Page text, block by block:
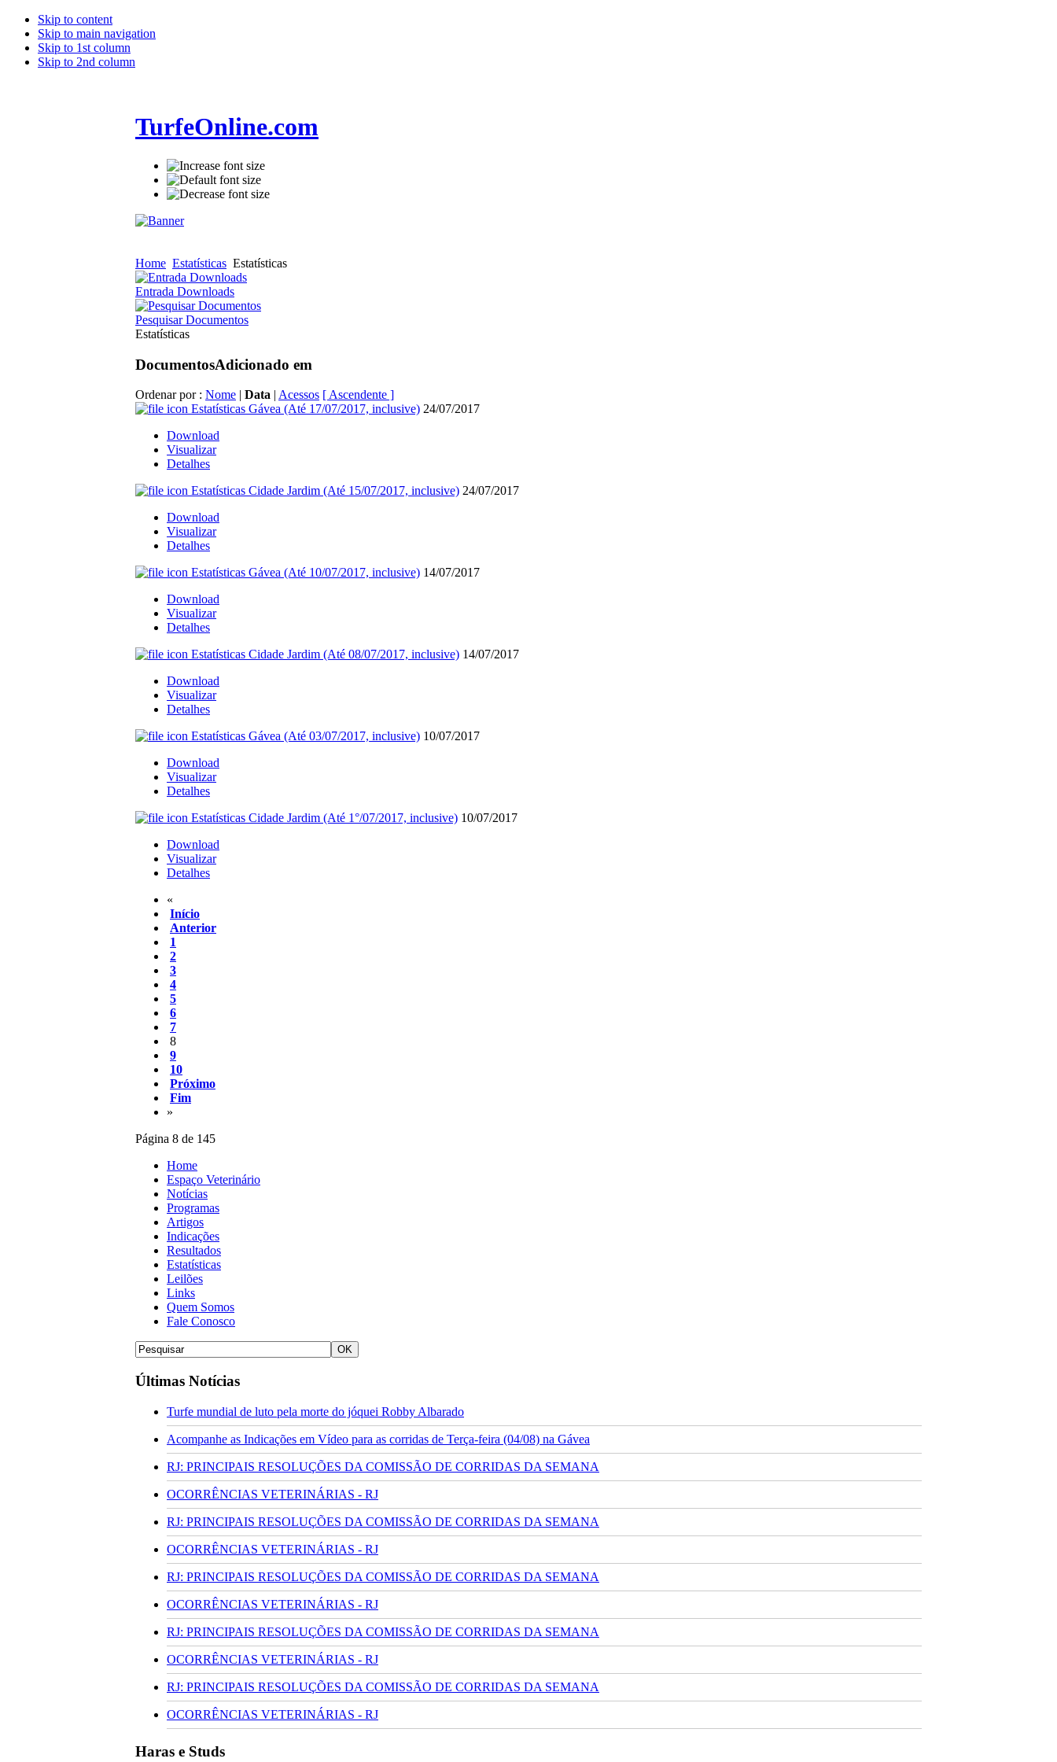
Skip to content
Skip to main navigation
Skip to 1st column
Skip to 2nd column
TurfeOnline.com
Home Estatísticas Estatísticas
Entrada Downloads
Pesquisar Documentos
Estatísticas
DocumentosAdicionado em
Ordenar por : Nome | Data | Acessos [ Ascendente ]
Estatísticas Gávea (Até 17/07/2017, inclusive) 24/07/2017
Download
Visualizar
Detalhes
Estatísticas Cidade Jardim (Até 15/07/2017, inclusive) 24/07/2017
Download
Visualizar
Detalhes
Estatísticas Gávea (Até 10/07/2017, inclusive) 14/07/2017
Download
Visualizar
Detalhes
Estatísticas Cidade Jardim (Até 08/07/2017, inclusive) 14/07/2017
Download
Visualizar
Detalhes
Estatísticas Gávea (Até 03/07/2017, inclusive) 10/07/2017
Download
Visualizar
Detalhes
Estatísticas Cidade Jardim (Até 1°/07/2017, inclusive) 10/07/2017
Download
Visualizar
Detalhes
«
Início
Anterior
1
2
3
4
5
6
7
8
9
10
Próximo
Fim
»
Página 8 de 145
Home
Espaço Veterinário
Notícias
Programas
Artigos
Indicações
Resultados
Estatísticas
Leilões
Links
Quem Somos
Fale Conosco
Últimas Notícias
Turfe mundial de luto pela morte do jóquei Robby Albarado
Acompanhe as Indicações em Vídeo para as corridas de Terça-feira (04/08) na Gávea
RJ: PRINCIPAIS RESOLUÇÕES DA COMISSÃO DE CORRIDAS DA SEMANA
OCORRÊNCIAS VETERINÁRIAS - RJ
RJ: PRINCIPAIS RESOLUÇÕES DA COMISSÃO DE CORRIDAS DA SEMANA
OCORRÊNCIAS VETERINÁRIAS - RJ
RJ: PRINCIPAIS RESOLUÇÕES DA COMISSÃO DE CORRIDAS DA SEMANA
OCORRÊNCIAS VETERINÁRIAS - RJ
RJ: PRINCIPAIS RESOLUÇÕES DA COMISSÃO DE CORRIDAS DA SEMANA
OCORRÊNCIAS VETERINÁRIAS - RJ
RJ: PRINCIPAIS RESOLUÇÕES DA COMISSÃO DE CORRIDAS DA SEMANA
OCORRÊNCIAS VETERINÁRIAS - RJ
Haras e Studs